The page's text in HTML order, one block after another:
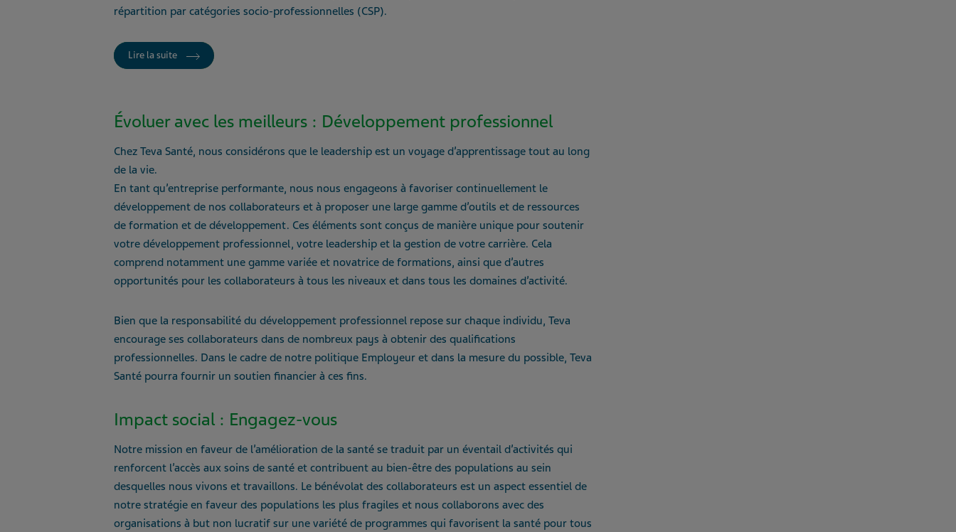
répartition par catégories socio-professionnelles (CSP).
Lire la suite
Évoluer avec les meilleurs : Développement professionnel
Chez Teva Santé, nous considérons que le leadership est un voyage d’apprentissage tout au long
de la vie.
En tant qu’entreprise performante, nous nous engageons à favoriser continuellement le
développement de nos collaborateurs et à proposer une large gamme d’outils et de ressources
de formation et de développement. Ces éléments sont conçus de manière unique pour soutenir
votre développement professionnel, votre leadership et la gestion de votre carrière. Cela
comprend notamment une gamme variée et novatrice de formations, ainsi que d’autres
opportunités pour les collaborateurs à tous les niveaux et dans tous les domaines d’activité.
Bien que la responsabilité du développement professionnel repose sur chaque individu, Teva
encourage ses collaborateurs dans de nombreux pays à obtenir des qualifications
professionnelles. Dans le cadre de notre politique Employeur et dans la mesure du possible, Teva
Santé pourra fournir un soutien financier à ces fins.
Impact social : Engagez-vous
Notre mission en faveur de l’amélioration de la santé se traduit par un éventail d’activités qui
renforcent l’accès aux soins de santé et contribuent au bien-être des populations au sein
desquelles nous vivons et travaillons. Le bénévolat des collaborateurs est un aspect essentiel de
notre stratégie en faveur des populations les plus fragiles et nous collaborons avec des
organisations à but non lucratif sur une variété de programmes qui favorisent la santé pour tous